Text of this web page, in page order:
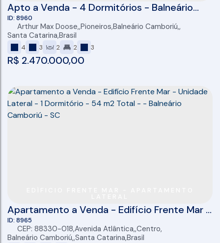
Apto a Venda - 4 Dormitórios - Balneário
Camboriú - Lançamento - 140m2 privativos
R$ 2.470.000,00
8960
Arthur Max Doose ,Pioneiros,Balneário Camboriú ,
Santa Catarina,Brasil
4 3 2 2 3
Apartamento a Venda - Edifício Frente Mar -
Unidade Lateral - 1 Dormitório - 54 m2 Total
- - Balneário Camboriú - SC
8965
CEP: 88330-018,Avenida Atlântica ,Centro,
Balneário Camboriú ,Santa Catarina,Brasil